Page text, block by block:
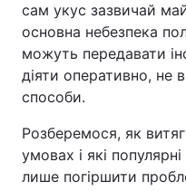
Україна
Економіка
Спорт
Техно і зв'язок
Зброя
сам укус зазвичай
основна небезпека
можуть передавати
діяти оперативно, не
способи.
Розберемося, як
умовах і які
лише погіршити